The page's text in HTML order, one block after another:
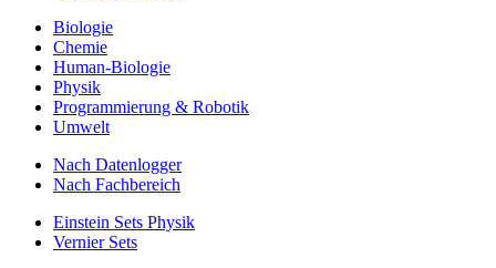
Biologie
Chemie
Human-Biologie
Physik
Programmierung & Robotik
Umwelt
Nach Datenlogger
Nach Fachbereich
Einstein Sets Physik
Vernier Sets